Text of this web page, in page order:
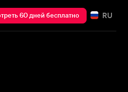
60 дней бесплатно RU